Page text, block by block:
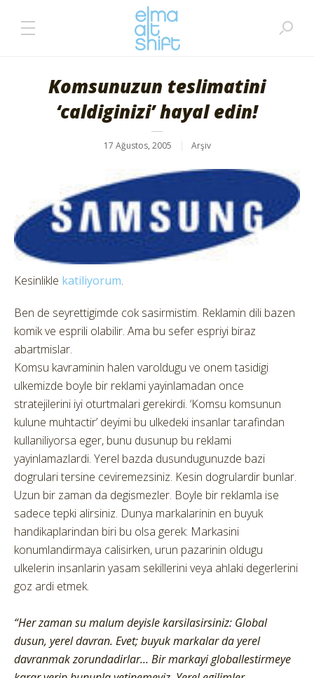
Komsunuzun teslimatini
‘caldiginizi’ hayal edin!
17 Ağustos, 2005 Arşiv
Kesinlikle katiliyorum.
Ben de seyrettigimde cok sasirmistim. Reklamin dili bazen
komik ve esprili olabilir. Ama bu sefer espriyi biraz
abartmislar.
Komsu kavraminin halen varoldugu ve onem tasidigi
ulkemizde boyle bir reklami yayinlamadan once
stratejilerini iyi oturtmalari gerekirdi. ‘Komsu komsunun
kulune muhtactir’ deyimi bu ulkedeki insanlar tarafindan
kullaniliyorsa eger, bunu dusunup bu reklami
yayinlamazlardi. Yerel bazda dusundugunuzde bazi
dogrulari tersine ceviremezsiniz. Kesin dogrulardir bunlar.
Uzun bir zaman da degismezler. Boyle bir reklamla ise
sadece tepki alirsiniz. Dunya markalarinin en buyuk
handikaplarindan biri bu olsa gerek: Markasini
konumlandirmaya calisirken, urun pazarinin oldugu
ulkelerin insanlarin yasam sekillerini veya ahlaki degerlerini
goz ardi etmek.
“Her zaman su malum deyisle karsilasirsiniz: Global
dusun, yerel davran. Evet; buyuk markalar da yerel
davranmak zorundadirlar… Bir markayi globallestirmeye